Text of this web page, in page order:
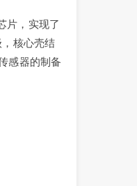
片，实现了
核心壳结
感器的制备